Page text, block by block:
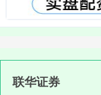
联华证券